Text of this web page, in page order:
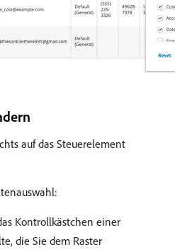
auf das Steuerelement
Kontrollkästchen einer
die Sie dem Raster